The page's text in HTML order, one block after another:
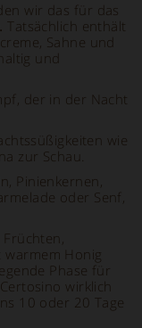
wir das für das
Tatsächlich enthält
Sahne und
und
der in der Nacht
wie
zur Schau.
Pinienkernen,
oder Senf,
Honig
Phase für
wirklich
10 oder 20 Tage